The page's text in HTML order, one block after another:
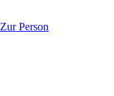
Zur Person